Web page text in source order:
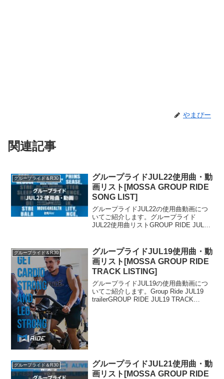
やまぴー
関連記事
グループライド＆R30
グループライドJUL22使用曲・動
画リスト[MOSSA GROUP RIDE
SONG LIST]
グループライドJUL22の使用曲動画につ
いてご紹介します。グループライド
JUL22使用曲リストGROUP RIDE JUL22
グループライド＆R30
グループライドJUL19使用曲・動
画リスト[MOSSA GROUP RIDE
TRACK LISTING]
グループライドJUL19の使用曲動画につ
いてご紹介します。Group Ride JUL19
trailerGROUP RIDE JUL19 TRACK
グループライド＆R30
グループライドJUL21使用曲・動
画リスト[MOSSA GROUP RIDE